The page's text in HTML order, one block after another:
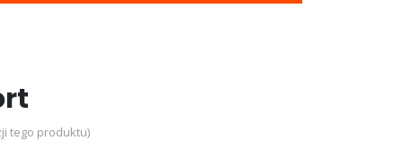
tego produktu)